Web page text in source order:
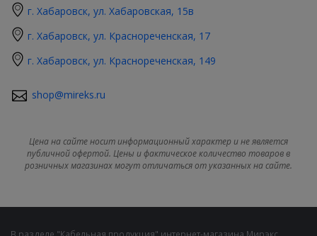
г. Хабаровск, ул. Хабаровская, 15в
г. Хабаровск, ул. Краснореченская, 17
г. Хабаровск, ул. Краснореченская, 149
shop@mireks.ru
Цена на сайте носит информационный характер и не является
публичной офертой. Цены и фактическое количество товаров в
розничных магазинах могут отличаться от указанных на сайте.